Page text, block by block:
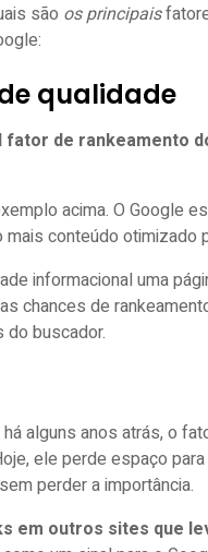
são os principais
qualidade
fator de rankeamento
acima. O Google
mais conteúdo otimizado
informacional uma
chances de
buscador.
alguns anos atrás, o
ele perde espaço
perder a importância.
em outros sites que